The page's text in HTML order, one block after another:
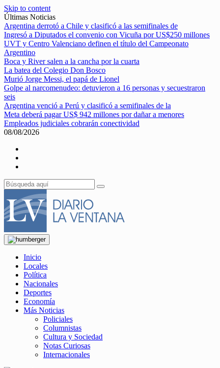
Skip to content
Últimas Noticias
Argentina derrotó a Chile y clasificó a las semifinales de
Ingresó a Diputados el convenio con Vicuña por US$250 millones
UVT y Centro Valenciano definen el título del Campeonato
Argentino
Boca y River salen a la cancha por la cuarta
La batea del Colegio Don Bosco
Murió Jorge Messi, el papá de Lionel
Golpe al narcomenudeo: detuvieron a 16 personas y secuestraron
seis
Argentina venció a Perú y clasificó a semifinales de la
Meta deberá pagar US$ 942 millones por dañar a menores
Empleados judiciales cobrarán conectividad
08/08/2026
Inicio
Locales
Política
Nacionales
Deportes
Economía
Más Noticias
Policiales
Columnistas
Cultura y Sociedad
Notas Curiosas
Internacionales